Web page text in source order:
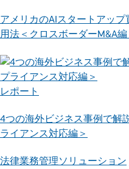
アメリカのAIスタートアップ
用法＜クロスボーダーM&A編
レポート
4つの海外ビジネス事例で解
ライアンス対応編＞
法律業務管理ソリューション